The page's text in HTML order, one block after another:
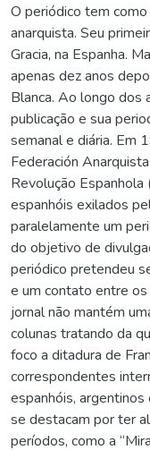
O periódico tem
anarquista. Seu
Gracia, na Espanha.
apenas dez anos
Blanca. Ao longo dos
publicação e sua
semanal e diária. Em
Federación
Revolução
espanhóis exilados
paralelamente um
do objetivo de
periódico pretendeu
e um contato entre os
jornal não mantém
colunas tratando da
foco a ditadura de
correspondentes
espanhóis,
se destacam por ter
períodos, como a